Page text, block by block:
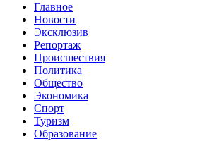
Главное
Новости
Эксклюзив
Репортаж
Происшествия
Политика
Общество
Экономика
Спорт
Туризм
Образование